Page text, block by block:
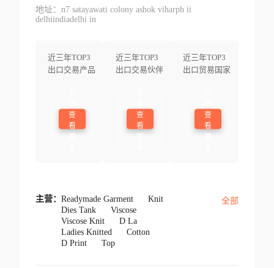
地址：n7 satayawati colony ashok viharph ii
delhiindiadelhi in
近三年TOP3
出口交易产品
查
看
近三年TOP3
出口交易伙伴
查
看
近三年TOP3
出口贸易国家
查
看
主营： Readymade Garment
Knit
Dies Tank
Viscose
Viscose Knit
D La
Ladies Knitted
Cotton
D Print
Top
全部